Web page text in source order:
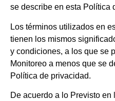
se describe en esta Política
Los términos utilizados en
tienen los mismos
y condiciones, a los que se
Monitoreo a menos que se
Política de privacidad.
De acuerdo a lo Previsto en